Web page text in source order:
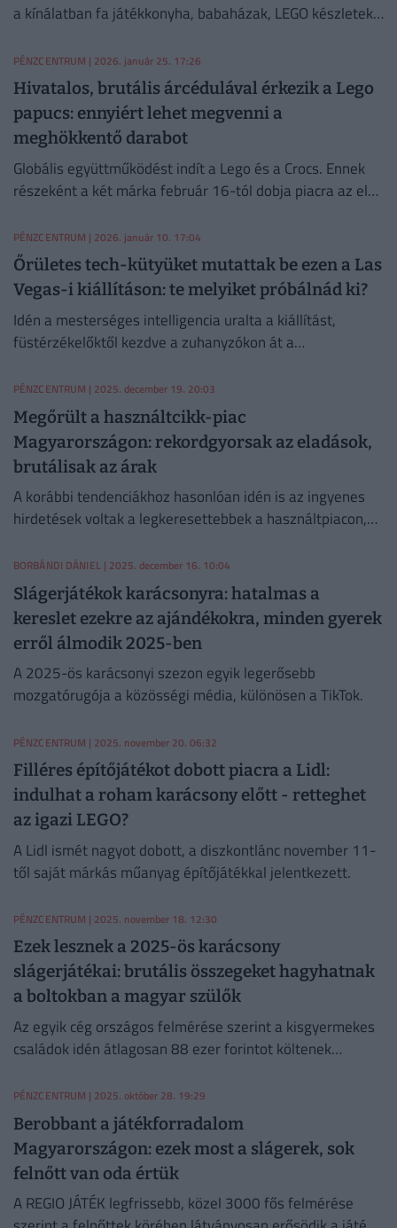
a kínálatban fa játékkonyha, babaházak, LEGO készletek
PÉNZCENTRUM | 2026. január 25. 17:26
Hivatalos, brutális árcédulával érkezik a Lego
papucs: ennyiért lehet megvenni a
meghökkentő darabot
Globális együttműködést indít a Lego és a Crocs. Ennek
részeként a két márka február 16-tól dobja piacra az első
PÉNZCENTRUM | 2026. január 10. 17:04
Őrületes tech-kütyüket mutattak be ezen a Las
Vegas-i kiállításon: te melyiket próbálnád ki?
Idén a mesterséges intelligencia uralta a kiállítást,
füstérzékelőktől kezdve a zuhanyzókon át a
PÉNZCENTRUM | 2025. december 19. 20:03
Megőrült a használtcikk-piac
Magyarországon: rekordgyorsak az eladások,
brutálisak az árak
A korábbi tendenciákhoz hasonlóan idén is az ingyenes
hirdetések voltak a legkeresettebbek a használtpiacon,
BORBÁNDI DÁNIEL| 2025. december 16. 10:04
Slágerjátékok karácsonyra: hatalmas a
kereslet ezekre az ajándékokra, minden gyerek
erről álmodik 2025-ben
A 2025-ös karácsonyi szezon egyik legerősebb
mozgatórugója a közösségi média, különösen a TikTok.
PÉNZCENTRUM | 2025. november 20. 06:32
Filléres építőjátékot dobott piacra a Lidl:
indulhat a roham karácsony előtt - retteghet
az igazi LEGO?
A Lidl ismét nagyot dobott, a diszkontlánc november 11-
től saját márkás műanyag építőjátékkal jelentkezett.
PÉNZCENTRUM | 2025. november 18. 12:30
Ezek lesznek a 2025-ös karácsony
slágerjátékai: brutális összegeket hagyhatnak
a boltokban a magyar szülők
Az egyik cég országos felmérése szerint a kisgyermekes
családok idén átlagosan 88 ezer forintot költenek
PÉNZCENTRUM | 2025. október 28. 19:29
Berobbant a játékforradalom
Magyarországon: ezek most a slágerek, sok
felnőtt van oda értük
A REGIO JÁTÉK legfrissebb, közel 3000 fős felmérése